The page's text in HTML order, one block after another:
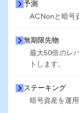
予測
ACNonと暗号
無期限先物
最大50倍のレ
トします。
ステーキング
暗号資産を運